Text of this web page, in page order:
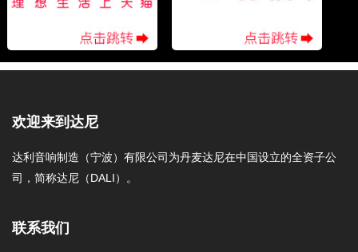
欢迎来到达尼
达利音响制造（宁波）有限公司为丹麦达尼在中国设立的全资子公
司，简称达尼（DALI）。
联系我们